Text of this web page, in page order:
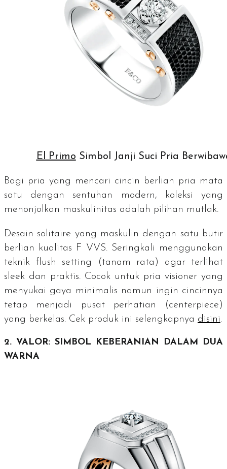
El Primo Simbol Janji Suci Pria
Bagi pria yang mencari cincin berlian pria mata
satu dengan sentuhan modern, koleksi yang
menonjolkan maskulinitas adalah pilihan mutlak.
Desain solitaire yang maskulin dengan satu butir
berlian kualitas F VVS. Seringkali menggunakan
teknik flush setting (tanam rata) agar terlihat
sleek dan praktis. Cocok untuk pria visioner yang
menyukai gaya minimalis namun ingin cincinnya
tetap menjadi pusat perhatian (centerpiece )
yang berkelas. Cek produk ini selengkapnya disini.
2. VALOR: SIMBOL KEBERANIAN DALAM DUA
WARNA